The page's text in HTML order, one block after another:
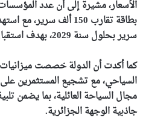
بطاقة تقارب 150 ألف سرير، مع استهداف الوصول إلى 230 ألف
سرير بحلول سنة 2029، بهدف استقبال نحو 8 ملايين سائح.
كما أكدت أن الدولة خصصت
السياحي، مع تشجيع المستثمرين على
مجال السياحة العائلية، بما يضمن
جاذبية الوجهة الجزائرية.